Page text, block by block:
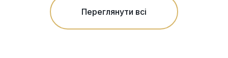
Переглянути всі